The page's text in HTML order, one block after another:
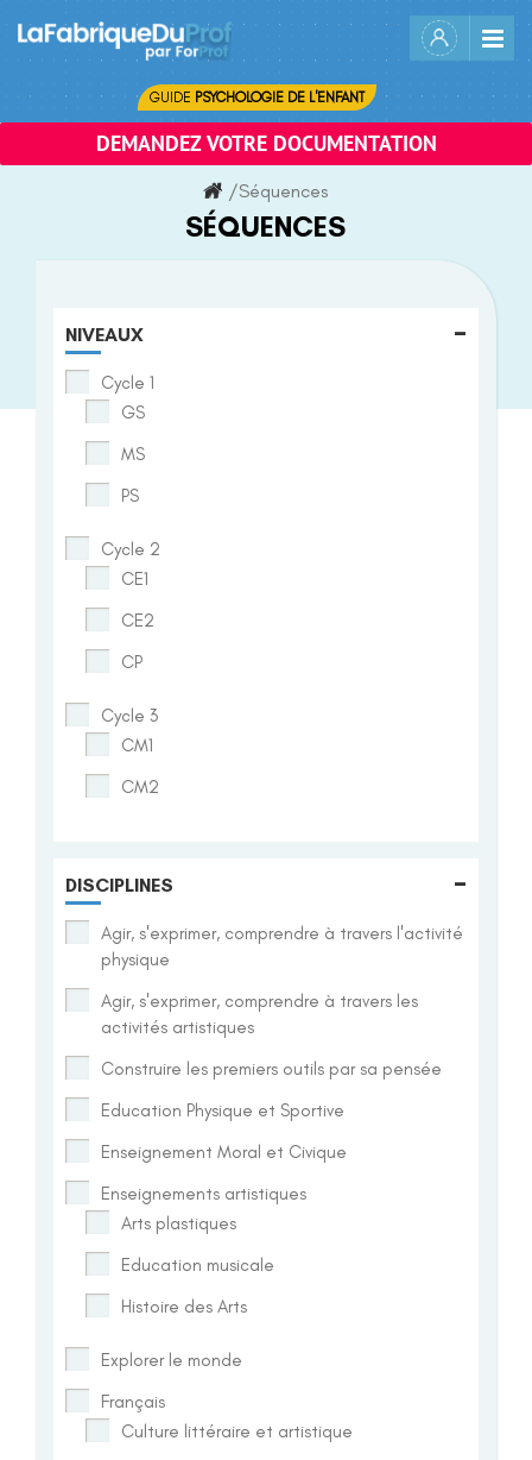
content
GUIDE PSYCHOLOGIE DE L'ENFANT
DEMANDEZ VOTRE DOCUMENTATION
/Séquences
SÉQUENCES
NIVEAUX -
Cycle 1
GS
MS
PS
Cycle 2
CE1
CE2
CP
Cycle 3
CM1
CM2
DISCIPLINES -
Agir, s'exprimer, comprendre à travers l'activité
physique
Agir, s'exprimer, comprendre à travers les
activités artistiques
Construire les premiers outils par sa pensée
Education Physique et Sportive
Enseignement Moral et Civique
Enseignements artistiques
Arts plastiques
Education musicale
Histoire des Arts
Explorer le monde
Français
Culture littéraire et artistique